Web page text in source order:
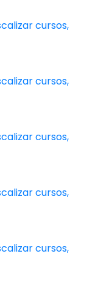
cursos,
cursos,
cursos,
cursos,
cursos,